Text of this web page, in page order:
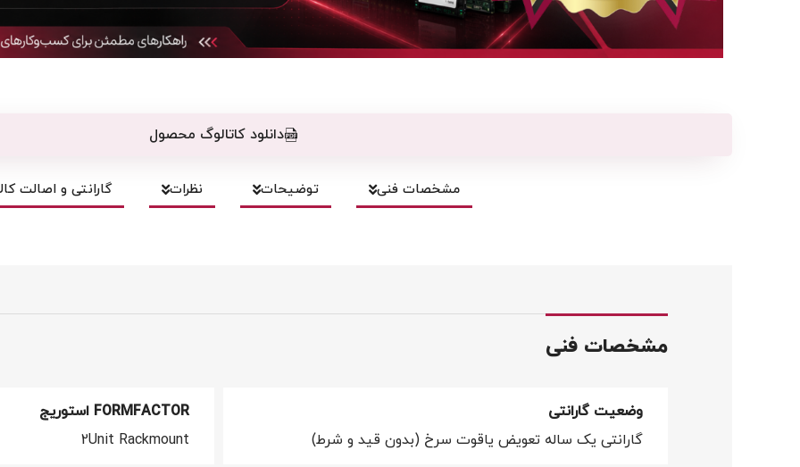
دانلود کاتالوگ محصول
مشخصات فنی توضیحات نظرات گارانتی و اصالت
مشخصات فنی
وضعیت گارانتی
گارانتی یک ساله تعویض یاقوت سرخ (بدون قید و شرط)
FORMFACTOR استوریج
2Unit Rackmount